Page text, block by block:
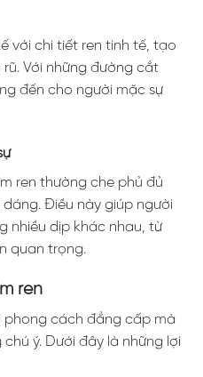
với chi tiết ren tinh tế, tạo
Với những đường cắt
đến cho người mặc sự
ren thường che phủ đủ
Điều này giúp người
nhiều dịp khác nhau, từ
quan trọng.
ren
phong cách đẳng cấp mà
ý. Dưới đây là những lợi